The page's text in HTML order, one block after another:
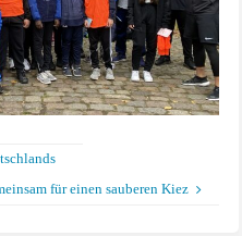
für einen sauberen Kiez